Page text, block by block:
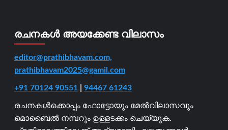
രചനകൾ അയക്കേണ്ട വിലാസം
editor@prathibhavam.com,
prathibhavam2025@gamil.com
+91 70124 90551| 94467 61243
രചനകൾക്കൊപ്പം ഫോട്ടോയും മേൽവിലാസവും
മൊബൈൽ നമ്പറും ഉള്ളടക്കം ചെയ്യുക.